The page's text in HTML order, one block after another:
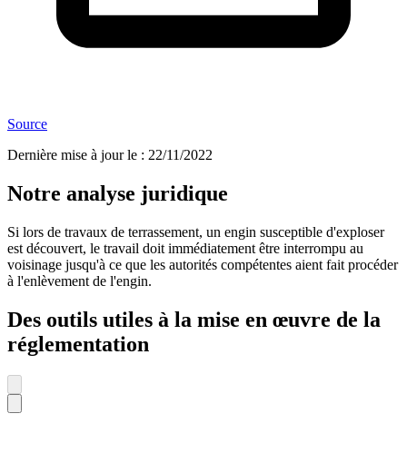
Source
Dernière mise à jour le : 22/11/2022
Notre analyse juridique
Si lors de travaux de terrassement, un engin susceptible d'exploser
est découvert, le travail doit immédiatement être interrompu au
voisinage jusqu'à ce que les autorités compétentes aient fait procéder
à l'enlèvement de l'engin.
Des outils utiles à la mise en œuvre de la
réglementation